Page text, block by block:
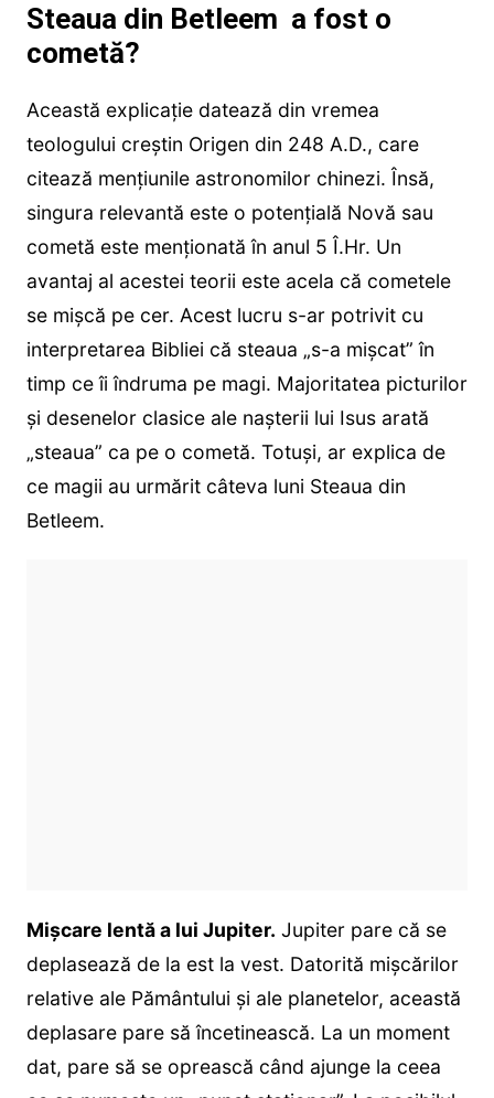
Steaua din Betleem a fost o
cometă?
Această explicație datează din vremea
teologului creștin Origen din 248 A.D., care
citează mențiunile astronomilor chinezi. Însă,
singura relevantă este o potențială Novă sau
cometă este menționată în anul 5 Î.Hr. Un
avantaj al acestei teorii este acela că cometele
se mișcă pe cer. Acest lucru s-ar potrivit cu
interpretarea Bibliei că steaua „s-a mișcat” în
timp ce îi îndruma pe magi. Majoritatea picturilor
și desenelor clasice ale nașterii lui Isus arată
„steaua” ca pe o cometă. Totuși, ar explica de
ce magii au urmărit câteva luni Steaua din
Betleem.
Mișcare lentă a lui Jupiter. Jupiter pare că se
deplasează de la est la vest. Datorită mișcărilor
relative ale Pământului și ale planetelor, această
deplasare pare să încetinească. La un moment
dat, pare să se oprească când ajunge la ceea